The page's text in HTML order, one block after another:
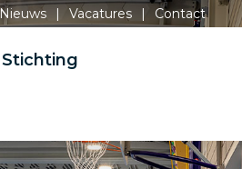
Nieuws | Vacatures | Contact
Stichting